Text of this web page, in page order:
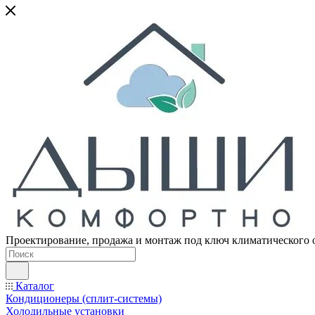
Проектирование, продажа и монтаж под ключ климатического
Каталог
Кондиционеры (сплит-системы)
Холодильные установки